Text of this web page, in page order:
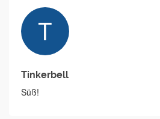
Tinkerbell
Süß!